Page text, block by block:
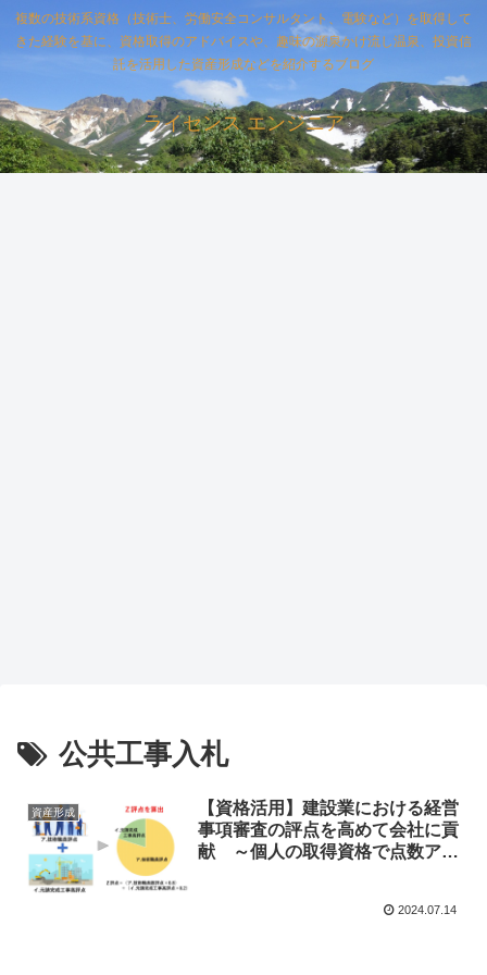
複数の技術系資格（技術士、労働安全コンサルタント、電験など）を取得して
きた経験を基に、資格取得のアドバイスや、趣味の源泉かけ流し温泉、投資信
託を活用した資産形成などを紹介するブログ
ライセンス エンジニア
公共工事入札
資産形成
【資格活用】建設業における経営
事項審査の評点を高めて会社に貢
献 ～個人の取得資格で点数アッ
2024.07.14